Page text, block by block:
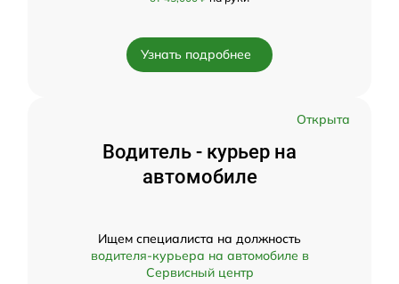
Узнать подробнее
Открыта
Водитель - курьер на
автомобиле
Ищем специалиста на должность
водителя-курьера на автомобиле в
Сервисный центр